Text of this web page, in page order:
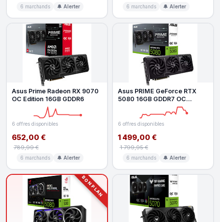
6 marchands 🔔 Alerter 6 marchands 🔔 Alerter
Asus Prime Radeon RX 9070
OC Edition 16GB GDDR6
6 offres disponibles
652,00 €
789,99 €
6 marchands 🔔 Alerter
Asus PRIME GeForce RTX
5080 16GB GDDR7 OC
6 offres disponibles
1 499,00 €
1 799,95 €
6 marchands 🔔 Alerter
BON PLAN